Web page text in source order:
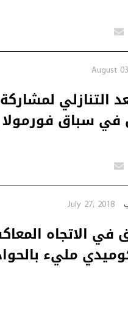
August
التنازلي لمشاركة
في سباق
July 27, 2018
في الاتجاه
مليء